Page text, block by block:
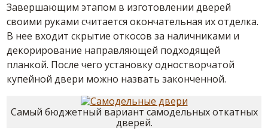
Завершающим этапом в изготовлении дверей
своими руками считается окончательная их отделка.
В нее входит скрытие откосов за наличниками и
декорирование направляющей подходящей
планкой. После чего установку одностворчатой
купейной двери можно назвать законченной.
Самый бюджетный вариант самодельных откатных
дверей.